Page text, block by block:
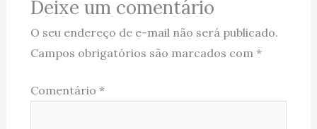
Deixe um comentário
O seu endereço de e-mail não será publicado.
Campos obrigatórios são marcados com *
Comentário *